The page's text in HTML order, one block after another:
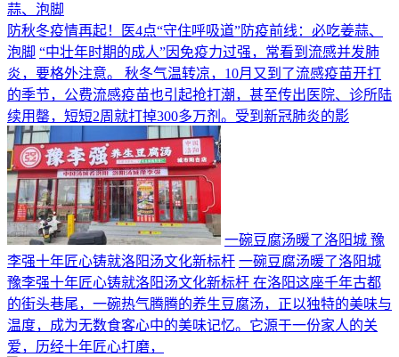
防秋冬疫情再起！医4点“守住呼吸道”防疫前线：必吃姜蒜、
泡脚 “中壮年时期的成人”因免疫力过强，常看到流感并发肺
炎，要格外注意。 秋冬气温转凉，10月又到了流感疫苗开打
的季节，公费流感疫苗也引起抢打潮，甚至传出医院、诊所陆
续用罄，短短2周就打掉300多万剂。受到新冠肺炎的影
一碗豆腐汤暖了洛阳城 豫
李强十年匠心铸就洛阳汤文化新标杆 一碗豆腐汤暖了洛阳城
豫李强十年匠心铸就洛阳汤文化新标杆 在洛阳这座千年古都
的街头巷尾，一碗热气腾腾的养生豆腐汤，正以独特的美味与
温度，成为无数食客心中的美味记忆。它源于一份家人的关
爱，历经十年匠心打磨，